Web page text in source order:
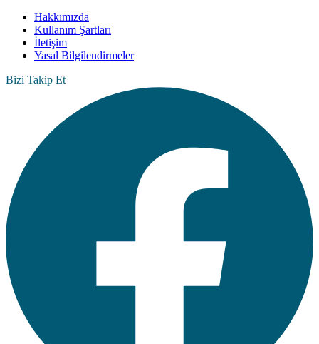
Hakkımızda
Kullanım Şartları
İletişim
Yasal Bilgilendirmeler
Bizi Takip Et